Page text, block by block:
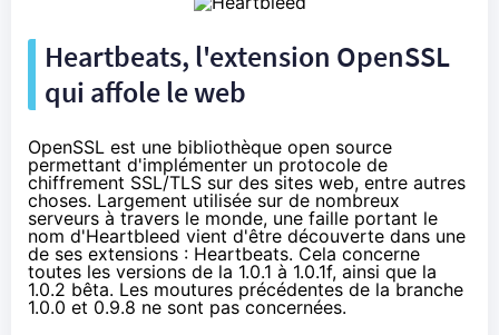
Heartbeats, l'extension OpenSSL
qui affole le web
OpenSSL est une bibliothèque open source
permettant d'implémenter un protocole de
chiffrement SSL/TLS sur des sites web, entre autres
choses. Largement utilisée sur de nombreux
serveurs à travers le monde, une faille portant le
nom d'Heartbleed vient d'être découverte dans une
de ses extensions : Heartbeats. Cela concerne
toutes les versions de la 1.0.1 à 1.0.1f, ainsi que la
1.0.2 bêta. Les moutures précédentes de la branche
1.0.0 et 0.9.8 ne sont pas concernées.